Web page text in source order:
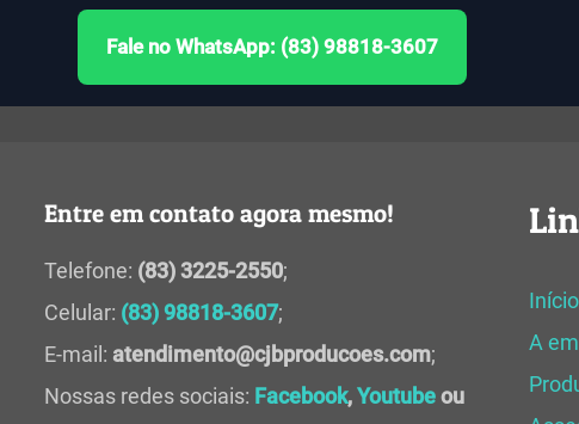
Fale no WhatsApp: (83) 98818-3607
Entre em contato agora mesmo!
Telefone: (83) 3225-2550;
Celular: (83) 98818-3607;
E-mail: atendimento@cjbproducoes.com;
Nossas redes sociais: Facebook,Youtubeou
Início
A